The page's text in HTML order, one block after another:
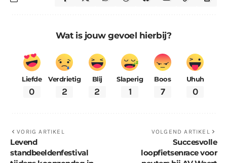
Wat is jouw gevoel hierbij?
Liefde
0
Verdrietig
2
Blij
2
Slaperig
1
Boos
7
Uhuh
0
VORIG ARTIKEL
Levend
standbeeldenfestival
VOLGEND ARTIKEL
Succesvolle
loopfietsenrace voor